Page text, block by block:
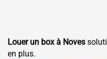
Louer un box à Noves
en plus.